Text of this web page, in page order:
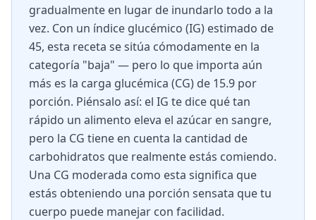
gradualmente en lugar de inundarlo todo a la
vez. Con un índice glucémico (IG) estimado de
45, esta receta se sitúa cómodamente en la
categoría "baja" — pero lo que importa aún
más es la carga glucémica (CG) de 15.9 por
porción. Piénsalo así: el IG te dice qué tan
rápido un alimento eleva el azúcar en sangre,
pero la CG tiene en cuenta la cantidad de
carbohidratos que realmente estás comiendo.
Una CG moderada como esta significa que
estás obteniendo una porción sensata que tu
cuerpo puede manejar con facilidad.